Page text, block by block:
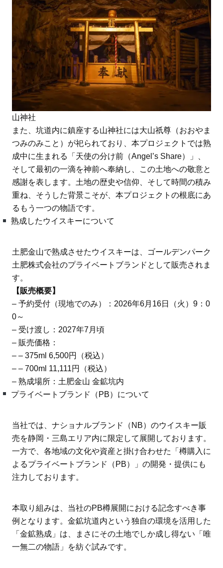
山神社
また、坑道内に鎮座する山神社には大山祇尊（おおやま
つみのみこと）が祀られており、本プロジェクトでは熟
成中に生まれる「天使の分け前（Angel’s Share）」、
そして最初の一滴を神前へ奉納し、この土地への敬意と
感謝を表します。土地の歴史や信仰、そして時間の積み
重ね、そうした背景こそが、本プロジェクトの根底にあ
るもう一つの物語です。
熟成したウイスキーについて
土肥金山で熟成させたウイスキーは、ゴールデンパーク
土肥株式会社のプライベートブランドとして販売されま
す。
【販売概要】
– 予約受付（現地でのみ）：2026年6月16日（火）9：0
0～
– 受け渡し：2027年7月頃
– 販売価格：
– – 375ml 6,500円（税込）
– – 700ml 11,111円（税込）
– 熟成場所：土肥金山 金鉱坑内
プライベートブランド（PB）について
当社では、ナショナルブランド（NB）のウイスキー販
売を静岡・三島エリア内に限定して展開しております。
一方で、各地域の文化や資産と掛け合わせた「樽購入に
よるプライベートブランド（PB）」の開発・提供にも
注力しております。
本取り組みは、当社のPB樽展開における記念すべき事
例となります。金鉱坑道内という独自の環境を活用した
「金鉱熟成」は、まさにその土地でしか成し得ない「唯
一無二の物語」を紡ぐ試みです。